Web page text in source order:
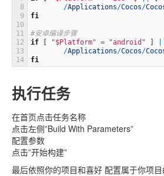
8
9
10
11
12
13
14
/Applications/Cocos/
fi
#安卓编译步骤
if
"$Platform" = "android"
/Applications/Cocos/
fi
执行任务
在首页点击任务名称
点击左侧”Build With Parameters”
配置参数
点击”开始构建”
最后依照你的项目和喜好 配置属于你项